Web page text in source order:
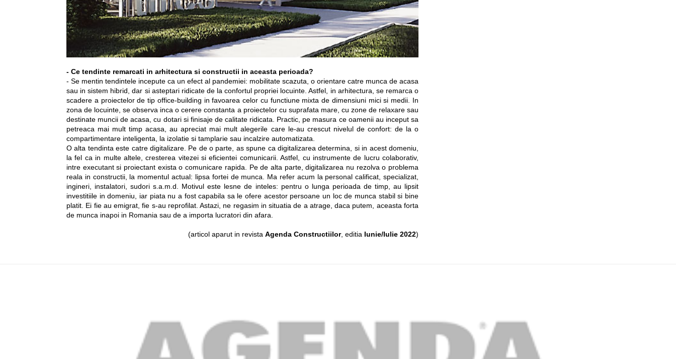
- Ce tendinte remarcati in arhitectura si constructii in aceasta perioada?
- Se mentin tendintele incepute ca un efect al pandemiei: mobilitate scazuta, o orientare catre munca de acasa
sau in sistem hibrid, dar si asteptari ridicate de la confortul propriei locuinte. Astfel, in arhitectura, se remarca o
scadere a proiectelor de tip office-building in favoarea celor cu functiune mixta de dimensiuni mici si medii. In
zona de locuinte, se observa inca o cerere constanta a proiectelor cu suprafata mare, cu zone de relaxare sau
destinate muncii de acasa, cu dotari si finisaje de calitate ridicata. Practic, pe masura ce oamenii au inceput sa
petreaca mai mult timp acasa, au apreciat mai mult alegerile care le-au crescut nivelul de confort: de la o
compartimentare inteligenta, la izolatie si tamplarie sau incalzire automatizata.
O alta tendinta este catre digitalizare. Pe de o parte, as spune ca digitalizarea determina, si in acest domeniu,
la fel ca in multe altele, cresterea vitezei si eficientei comunicarii. Astfel, cu instrumente de lucru colaborativ,
intre executant si proiectant exista o comunicare rapida. Pe de alta parte, digitalizarea nu rezolva o problema
reala in constructii, la momentul actual: lipsa fortei de munca. Ma refer acum la personal calificat, specializat,
ingineri, instalatori, sudori s.a.m.d. Motivul este lesne de inteles: pentru o lunga perioada de timp, au lipsit
investitiile in domeniu, iar piata nu a fost capabila sa le ofere acestor persoane un loc de munca stabil si bine
platit. Ei fie au emigrat, fie s-au reprofilat. Astazi, ne regasim in situatia de a atrage, daca putem, aceasta forta
de munca inapoi in Romania sau de a importa lucratori din afara.
(articol aparut in revista Agenda Constructiilor, editia Iunie/Iulie 2022)